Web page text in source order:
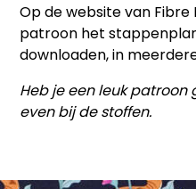
Op de website van Fibre
patroon het
downloaden, in
Heb je een leuk patroon
even bij de stoffen.